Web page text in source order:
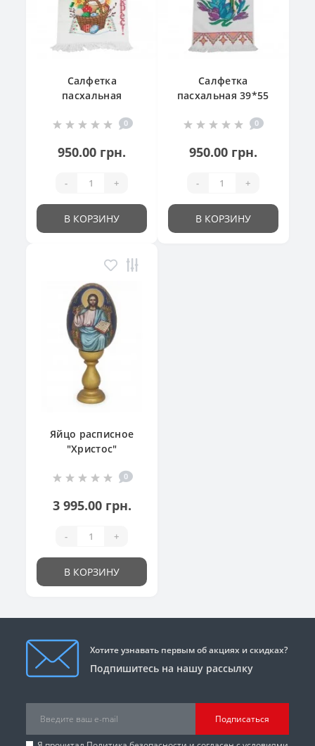
Салфетка
пасхальная
кошик"
0
950.00 грн.
- +
В КОРЗИНУ
Салфетка
пасхальная 39*55
0
950.00 грн.
- +
В КОРЗИНУ
Яйцо расписное
"Христос"
0
3 995.00 грн.
- +
В КОРЗИНУ
Хотите узнавать первым об акциях и скидках?
Подпишитесь на нашу рассылку
Подписаться